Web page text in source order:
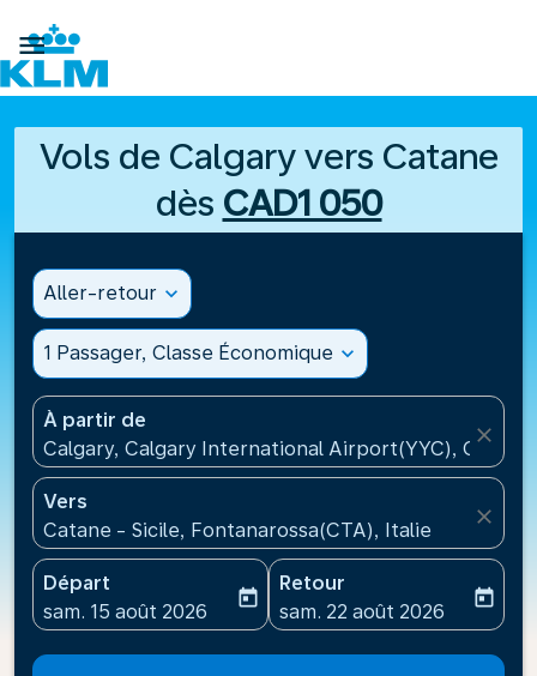

Vols de Calgary vers Catane
dès CAD1 050
Aller-retour expand_more
1 Passager, Classe Économique expand_more
À partir de
Calgary, Calgary International Airport(YYC), Canada
close
Vers
Catane - Sicile, Fontanarossa(CTA), Italie
close
Départ
fc-booking-departure-date-aria-label
sam. 15 août 2026
today
Retour
fc-booking-return-date-
sam. 22 août 2026
today